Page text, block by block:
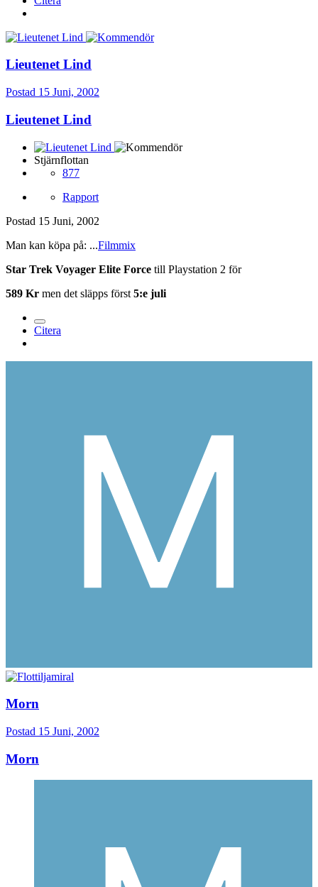
Lieutenet Lind
Postad 15 Juni, 2002
Lieutenet Lind
Stjärnflottan
877
Rapport
Postad 15 Juni, 2002
Man kan köpa på: ...Filmmix
Star Trek Voyager Elite Force till Playstation 2 för
589 Kr men det släpps först 5:e juli
Citera
Morn
Postad 15 Juni, 2002
Morn